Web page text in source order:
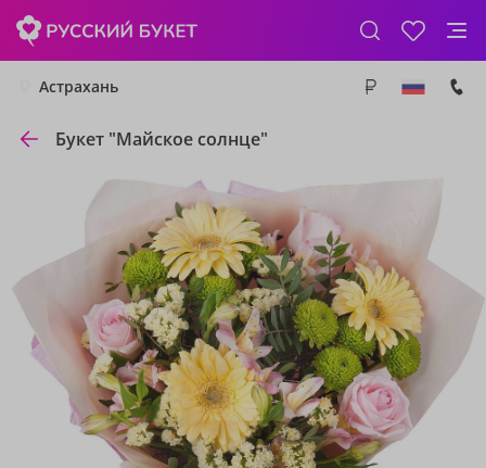
Астрахань
Букет "Майское солнце"